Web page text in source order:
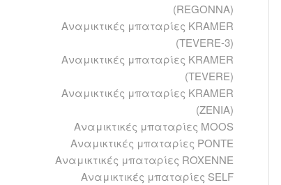
(REGONNA)
Αναμικτικές μπαταρίες KRAMER
(TEVERE-3)
Αναμικτικές μπαταρίες KRAMER
(TEVERE)
Αναμικτικές μπαταρίες KRAMER
(ZENIA)
Αναμικτικές μπαταρίες MOOS
Αναμικτικές μπαταρίες PONTE
Αναμικτικές μπαταρίες ROXENNE
Αναμικτικές μπαταρίες SELF